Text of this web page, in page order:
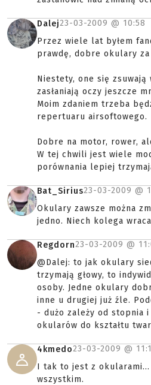
Dalej23-03-2009 @ 10:58
Przez wiele lat byłem
prawdę, dobre okulary
Niestety, one się zsuwają
zasłaniają oczy jeszcze
Moim zdaniem trzeba
repertuaru airsoftowego.
Dobre na motor, rower,
W tej chwili jest wiele
porównania lepiej
Bat_Sirius23-03-2009 @
Okulary zawsze można
jedno. Niech kolega
Regdorn23-03-2009 @
@Dalej: to jak okulary
trzymają głowy, to
osoby. Jedne okulary
inne u drugiej już źle.
- dużo zależy od stopnia
okularów do kształtu
4kmedo23-03-2009 @
I tak to jest z
wszystkim.